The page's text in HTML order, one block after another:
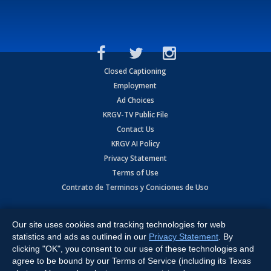
Closed Captioning
Employment
Ad Choices
KRGV-TV Public File
Contact Us
KRGV AI Policy
Privacy Statement
Terms of Use
Contrato de Terminos y Coniciones de Uso
Expressway, Weslaco, TX 78596.
All Rights Reserved. Powered by:Ruby Shore Software
Our site uses cookies and tracking technologies for web
statistics and ads as outlined in our Privacy Statement . By
clicking "OK", you consent to our use of these technologies and
agree to be bound by our Terms of Service (including its Texas